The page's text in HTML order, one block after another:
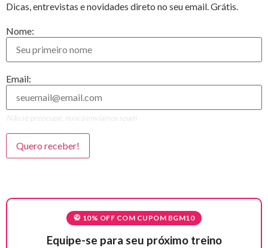
Dicas, entrevistas e novidades direto no seu email. Grátis.
Nome:
Email:
Não se preocupe, nunca enviamos spam
🥋 10% OFF COM CUPOM BGM10
Equipe-se para seu próximo treino